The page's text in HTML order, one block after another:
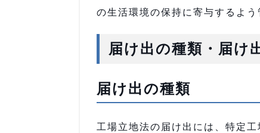
の生活環境の保持に寄与するよ
届け出の種類・届け
届け出の種類
工場立地法の届け出には、特定